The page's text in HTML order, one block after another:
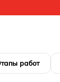
работ